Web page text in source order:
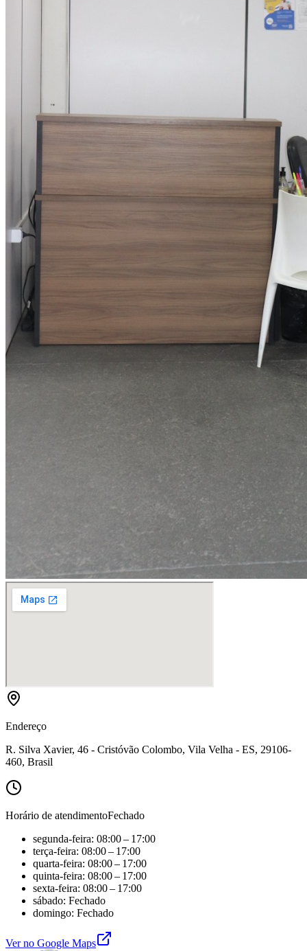
Endereço
R. Silva Xavier, 46 - Cristóvão Colombo, Vila Velha - ES, 29106-
460, Brasil
Horário de atendimentoFechado
segunda-feira: 08:00 – 17:00
terça-feira: 08:00 – 17:00
quarta-feira: 08:00 – 17:00
quinta-feira: 08:00 – 17:00
sexta-feira: 08:00 – 17:00
sábado: Fechado
domingo: Fechado
Ver no Google Maps